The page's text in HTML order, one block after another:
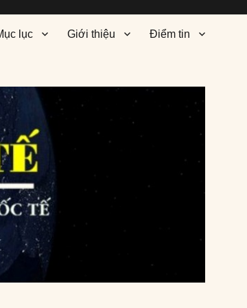
lục Giới thiệu Điểm tin